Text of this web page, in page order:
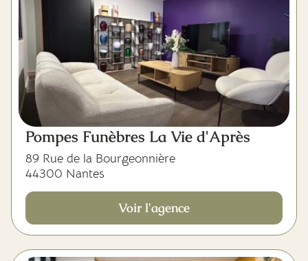
Pompes Funèbres La Vie d'Après
89 Rue de la Bourgeonnière
44300 Nantes
Voir l'agence